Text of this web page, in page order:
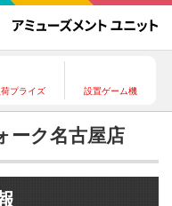
荷プライズ 設置ゲーム機
ーク名古屋店